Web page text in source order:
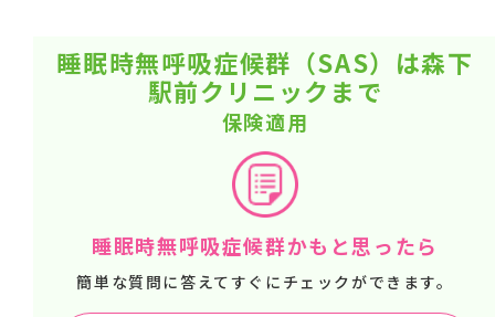
睡眠時無呼吸症候群（SAS）は森下
駅前クリニックまで
保険適用
睡眠時無呼吸症候群かもと思ったら
簡単な質問に答えてすぐにチェックができます。